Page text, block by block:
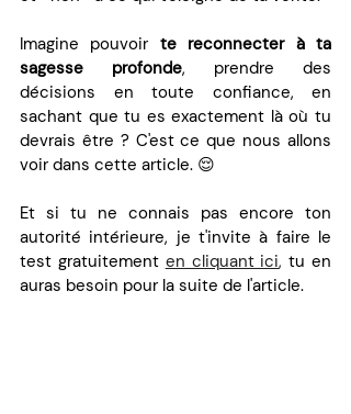
Imagine pouvoir te reconnecter à ta
sagesse profonde, prendre des
décisions en toute confiance, en
sachant que tu es exactement là où tu
devrais être ? C'est ce que nous allons
voir dans cette article. 😌
Et si tu ne connais pas encore ton
autorité intérieure, je t'invite à faire le
test gratuitement en cliquant ici, tu en
auras besoin pour la suite de l'article.